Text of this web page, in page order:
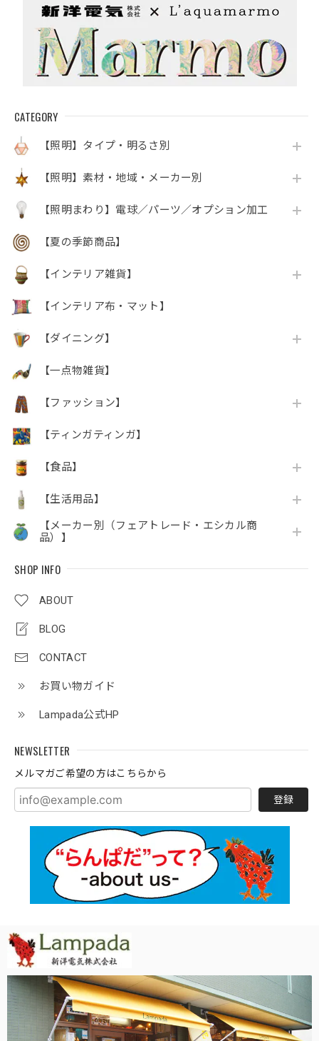
CATEGORY
【照明】タイプ・明るさ別
【照明】素材・地域・メーカー別
【照明まわり】電球／パーツ／オプション加工
【夏の季節商品】
【インテリア雑貨】
【インテリア布・マット】
【ダイニング】
【一点物雑貨】
【ファッション】
【ティンガティンガ】
【食品】
【生活用品】
【メーカー別（フェアトレード・エシカル商
品）】
SHOP INFO
ABOUT
BLOG
CONTACT
お買い物ガイド
Lampada公式HP
NEWSLETTER
メルマガご希望の方はこちらから
登録